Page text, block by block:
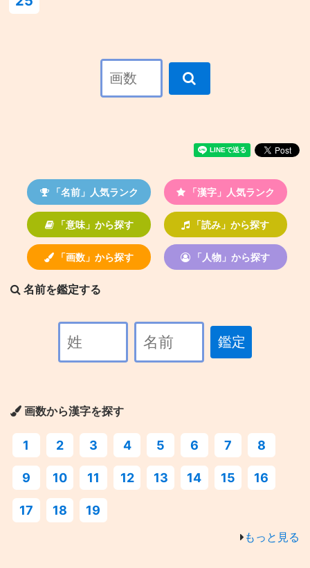
「名前」人気ランク 「漢字」人気ランク
「意味」から探す 「読み」から探す
「画数」から探す 「人物」から探す
名前を鑑定する
鑑定
画数から漢字を探す
1 2 3 4 5 6 7 8
9 10 11 12 13 14 15 16
17 18 19
もっと見る